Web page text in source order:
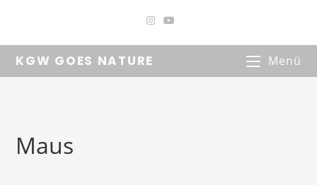
springen
KGW GOES NATURE Menü
Maus